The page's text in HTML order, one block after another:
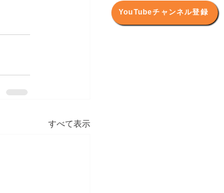
YouTubeチャンネル登録
すべて表示